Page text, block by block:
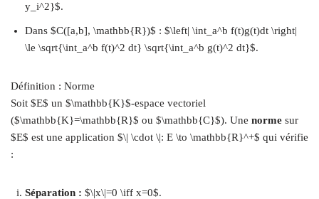
y_i^2}$.
Dans $C([a,b], \mathbb{R})$ : $\left| \int_a^b f(t)g(t)dt \right|
\le \sqrt{\int_a^b f(t)^2 dt} \sqrt{\int_a^b g(t)^2 dt}$.
Définition : Norme
Soit $E$ un $\mathbb{K}$-espace vectoriel
($\mathbb{K}=\mathbb{R}$ ou $\mathbb{C}$). Une norme sur
$E$ est une application $\| \cdot \|: E \to \mathbb{R}^+$ qui vérifie
:
Séparation : $\|x\|=0 \iff x=0$.